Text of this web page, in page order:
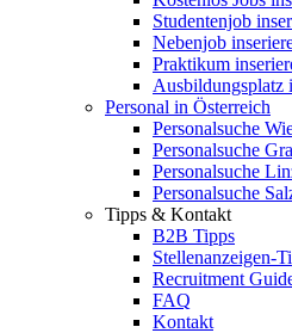
Studentenjob
Nebenjob
Praktikum
Ausbildungsplatz
Personal in Österreich
Personalsuche
Personalsuche
Personalsuche
Personalsuche
Tipps & Kontakt
B2B Tipps
Stellenanzeigen-
Recruitment
FAQ
Kontakt